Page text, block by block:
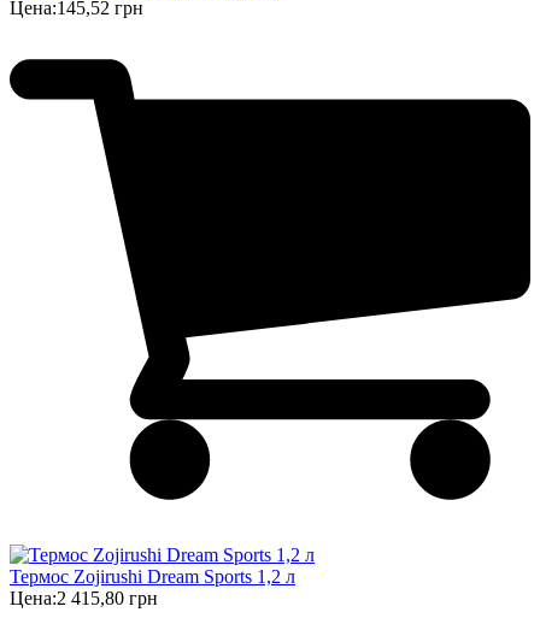
Цена:145,52 грн
Термос Zojirushi Dream Sports 1,2 л
Цена:2 415,80 грн